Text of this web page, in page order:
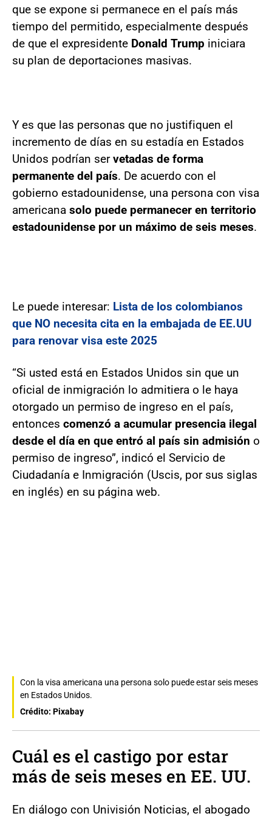
que se expone si permanece en el país más
tiempo del permitido, especialmente después
de que el expresidente Donald Trump iniciara
su plan de deportaciones masivas.
Y es que las personas que no justifiquen el
incremento de días en su estadía en Estados
Unidos podrían servetadas de forma
permanente del país. De acuerdo con el
gobierno estadounidense, una persona con visa
americana solo puede permanecer en territorio
estadounidense por un máximo de seis meses.
Le puede interesar: Lista de los colombianos
que NO necesita cita en la embajada de EE.UU
para renovar visa este 2025
“Si usted está en Estados Unidos sin que un
oficial de inmigración lo admitiera o le haya
otorgado un permiso de ingreso en el país,
entonces comenzó a acumular presencia ilegal
desde el día en que entró al país sin admisión o
permiso de ingreso”, indicó el Servicio de
Ciudadanía e Inmigración (Uscis, por sus siglas
en inglés) en su página web.
Con la visa americana una persona solo puede estar seis meses
en Estados Unidos.
Crédito: Pixabay
Cuál es el castigo por estar
más de seis meses en EE. UU.
En diálogo con Univisión Noticias, el abogado